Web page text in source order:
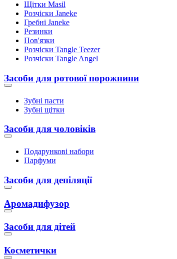
Щітки Masil
Розчіски Janeke
Гребні Janeke
Резинки
Пов'язки
Розчіски Tangle Teezer
Розчіски Tangle Angel
Засоби для ротової порожнини
Зубні пасти
Зубні щітки
Засоби для чоловіків
Подарункові набори
Парфуми
Засоби для депіляції
Аромадифузор
Засоби для дітей
Косметички